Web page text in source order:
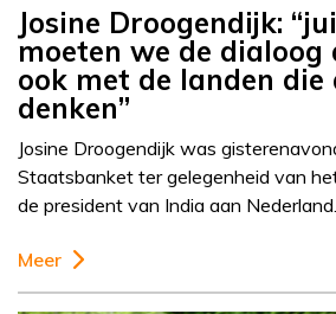
Josine Droogendijk:
moeten we de dialoog
ook met de landen die
denken”
Josine Droogendijk was
Staatsbanket ter gelegenheid van
de president van India aan
Meer